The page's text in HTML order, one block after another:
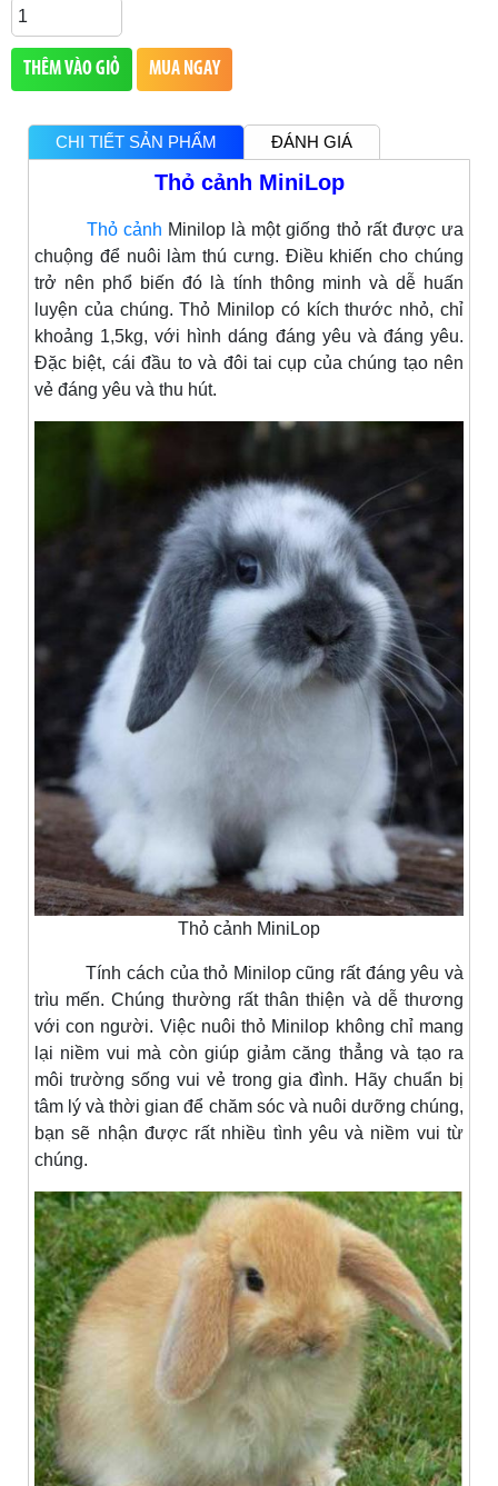
THÊM VÀO GIỎ MUA NGAY
CHI TIẾT SẢN PHẨM ĐÁNH GIÁ
Thỏ cảnh MiniLop
Thỏ cảnh Minilop là một giống thỏ rất được ưa
chuộng để nuôi làm thú cưng. Điều khiến cho chúng
trở nên phổ biến đó là tính thông minh và dễ huấn
luyện của chúng. Thỏ Minilop có kích thước nhỏ, chỉ
khoảng 1,5kg, với hình dáng đáng yêu và đáng yêu.
Đặc biệt, cái đầu to và đôi tai cụp của chúng tạo nên
vẻ đáng yêu và thu hút.
Thỏ cảnh MiniLop
Tính cách của thỏ Minilop cũng rất đáng yêu và
trìu mến. Chúng thường rất thân thiện và dễ thương
với con người. Việc nuôi thỏ Minilop không chỉ mang
lại niềm vui mà còn giúp giảm căng thẳng và tạo ra
môi trường sống vui vẻ trong gia đình. Hãy chuẩn bị
tâm lý và thời gian để chăm sóc và nuôi dưỡng chúng,
bạn sẽ nhận được rất nhiều tình yêu và niềm vui từ
chúng.